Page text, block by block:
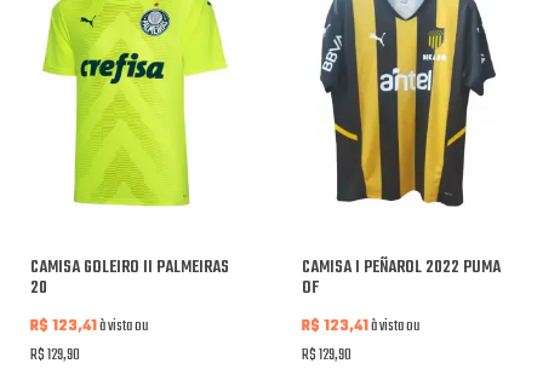
CAMISA GOLEIRO II PALMEIRAS
20
R$ 123,41à vista ou
R$ 129,90
CAMISA I PEÑAROL 2022 PUMA
OF
R$ 123,41à vista ou
R$ 129,90